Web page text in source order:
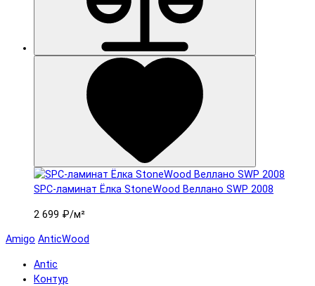
SPC-ламинат Ëлка StoneWood Веллано SWP 2008
2 699 ₽/м²
Amigo AnticWood
Antic
Контур